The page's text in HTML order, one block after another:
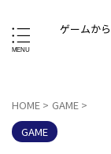
ゲームか
HOME > GAME >
GAME